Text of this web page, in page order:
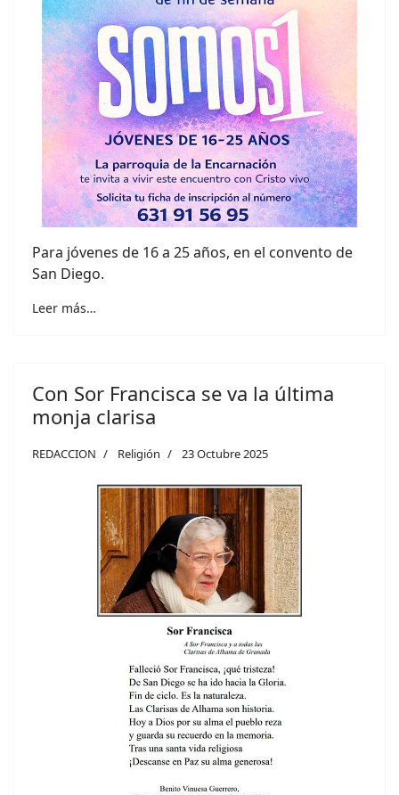
Para jóvenes de 16 a 25 años, en el convento de
San Diego.
Leer más…
Con Sor Francisca se va la última
monja clarisa
REDACCION Religión 23 Octubre 2025